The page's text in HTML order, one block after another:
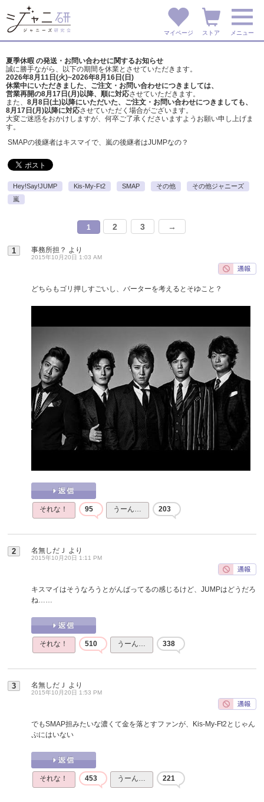
マイページ ストア メニュー
夏季休暇 の発送・お問い合わせに関するお知らせ
誠に勝手ながら、以下の期間を休業とさせていただきます。
2026年8月11日(火)~2026年8月16日(日)
休業中にいただきました、ご注文・お問い合わせにつきましては、
営業再開の8月17日(月)以降、順に対応させていただきます。
また、 8月8日(土)以降にいただいた、ご注文・ お問い合わせにつきましても、
8月17日(月)以降に対応させていただく場合がございます。
大変ご迷惑をおかけしますが、 何卒ご了承くださいますようお願い申し上げま
す。
SMAPの後継者はキスマイで、嵐の後継者はJUMPなの？
Hey!Say!JUMP Kis-My-Ft2 SMAP その他
その他ジャニーズ
嵐
1 2 3 →
1 事務所担？ より
2015年10月20日 1:03 AM
どちらもゴリ押しすごいし、バーターを考えるとそゆこと？
それな！ 95 うーん… 203
2 名無しだＪ より
2015年10月20日 1:11 PM
キスマイはそうなろうとがんばってるの感じるけど、JUMPはどうだろ
ね……
それな！ 510 うーん… 338
3 名無しだＪ より
2015年10月20日 1:53 PM
でもSMAP担みたいな濃くて金を落とすファンが、Kis-My-Ft2とじゃん
ぷにはいない
それな！ 453 うーん… 221